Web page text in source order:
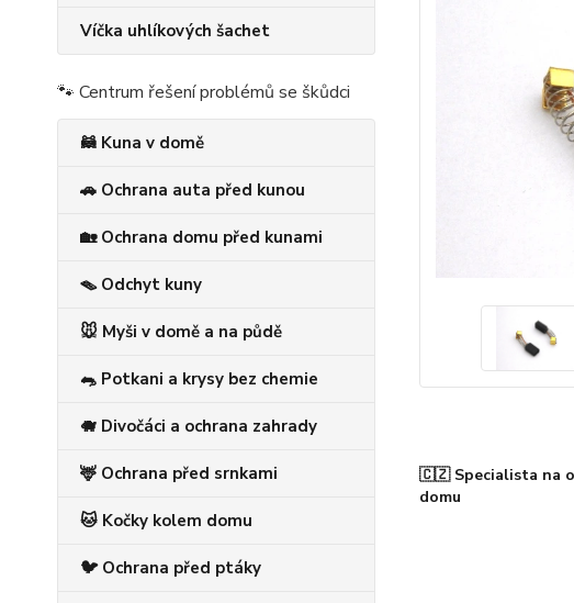
Víčka uhlíkových šachet
🐾 Centrum řešení problémů se škůdci
🦝 Kuna v domě
🚗 Ochrana auta před kunou
🏡 Ochrana domu před kunami
🪤 Odchyt kuny
🐭 Myši v domě a na půdě
🐀 Potkani a krysy bez chemie
🐗 Divočáci a ochrana zahrady
🦌 Ochrana před srnkami
🐱 Kočky kolem domu
🐦 Ochrana před ptáky
🇨🇿 Specialista na
domu